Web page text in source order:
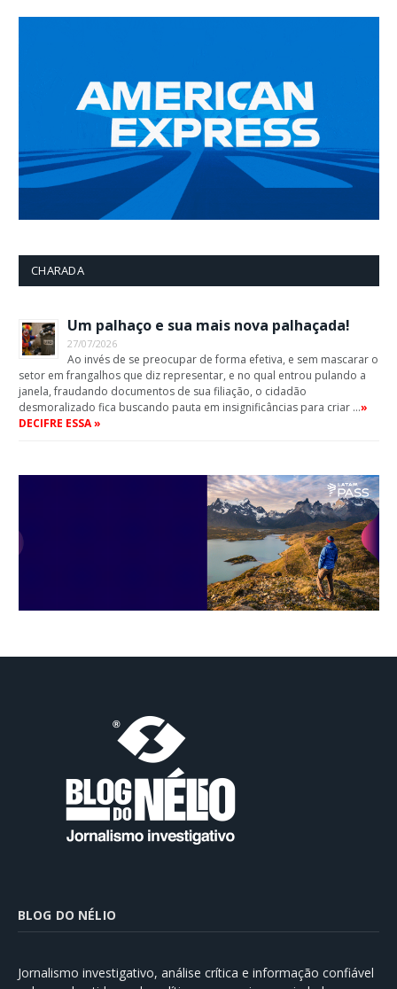
CHARADA
Um palhaço e sua mais nova palhaçada!
27/07/2026
Ao invés de se preocupar de forma efetiva, e sem mascarar o
setor em frangalhos que diz representar, e no qual entrou pulando a
janela, fraudando documentos de sua filiação, o cidadão
desmoralizado fica buscando pauta em insignificâncias para criar …»
DECIFRE ESSA »
BLOG DO NÉLIO
Jornalismo investigativo, análise crítica e informação confiável